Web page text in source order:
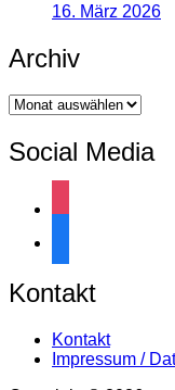
16. März 2026
Archiv
Archiv
Social Media
Kontakt
Kontakt
Impressum /